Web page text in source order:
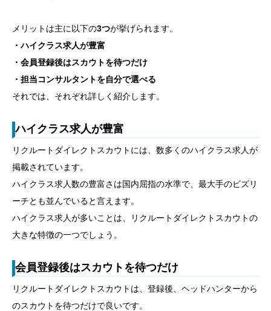
メリットは主に以下の3つが挙げられます。
・ハイクラス求人が豊富
・会員登録後はスカウトを待つだけ
・担当コンサルタントを自分で選べる
それでは、それぞれ詳しく紹介します。
ハイクラス求人が豊富
リクルートダイレクトスカウトには、数多くのハイクラス求人が
掲載されています。
ハイクラス求人数の豊富さは国内屈指の水準で、最大手のビズリ
ーチとも並んでいると言えます。
ハイクラス求人が多いことは、リクルートダイレクトスカウトの
大きな特徴の一つでしょう。
会員登録後はスカウトを待つだけ
リクルートダイレクトスカウトは、登録後、ヘッドハンターから
のスカウトを待つだけで良いです。